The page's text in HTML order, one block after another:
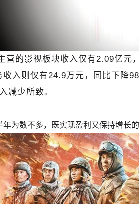
营的影视板块收入仅有2.09亿
入则仅有24.9万元，同比下降
减少所致。
为数不多，既实现盈利又保持增长的